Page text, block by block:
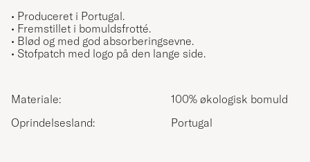
• Produceret i Portugal.
• Fremstillet i bomuldsfrotté.
• Blød og med god absorberingsevne.
• Stofpatch med logo på den lange side.
Materiale:
100% økologisk bomuld
Oprindelsesland:
Portugal